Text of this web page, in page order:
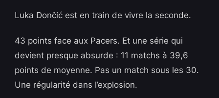
Luka Dončić est en train de vivre la seconde.
43 points face aux Pacers. Et une série qui
devient presque absurde : 11 matchs à 39,6
points de moyenne. Pas un match sous les 30.
Une régularité dans l’explosion.